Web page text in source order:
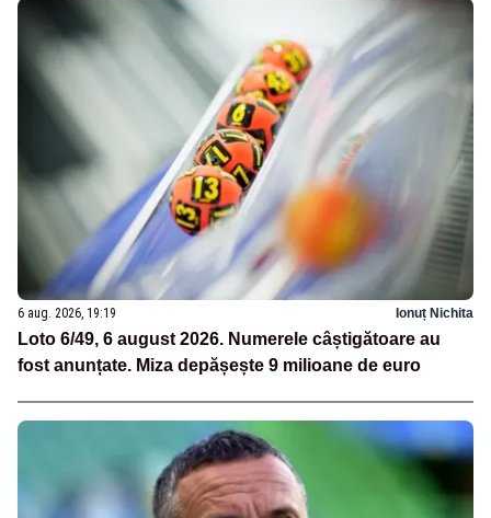
6 aug. 2026, 19:19 Ionuț Nichita
Loto 6/49, 6 august 2026. Numerele câștigătoare au
fost anunțate. Miza depășește 9 milioane de euro